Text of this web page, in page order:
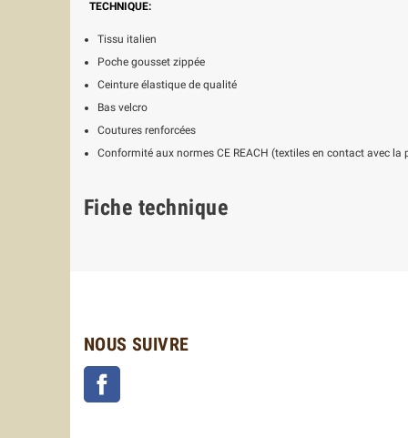
TECHNIQUE:
Tissu italien
Poche gousset zippée
Ceinture élastique de qualité
Bas velcro
Coutures renforcées
Conformité aux normes CE REACH (textiles en contact avec la
Fiche technique
NOUS SUIVRE